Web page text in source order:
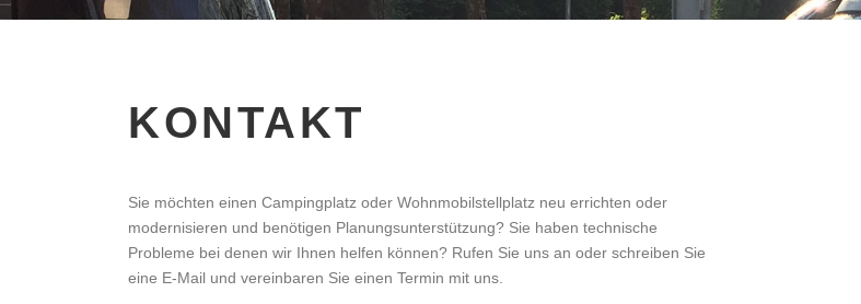
KONTAKT
Sie möchten einen Campingplatz oder Wohnmobilstellplatz neu errichten oder
modernisieren und benötigen Planungsunterstützung? Sie haben technische
Probleme bei denen wir Ihnen helfen können? Rufen Sie uns an oder schreiben Sie
eine E-Mail und vereinbaren Sie einen Termin mit uns.